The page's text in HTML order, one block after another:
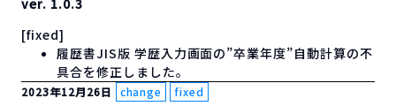
ver. 1.0.3
[fixed]
履歴書JIS版 学歴入力画面の”卒業年度”自動計算の不
具合を修正しました。
2023年12月26日 change fixed